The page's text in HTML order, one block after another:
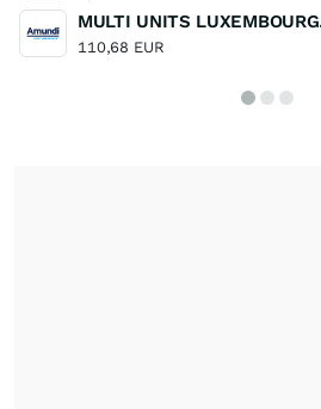
110,68 EUR